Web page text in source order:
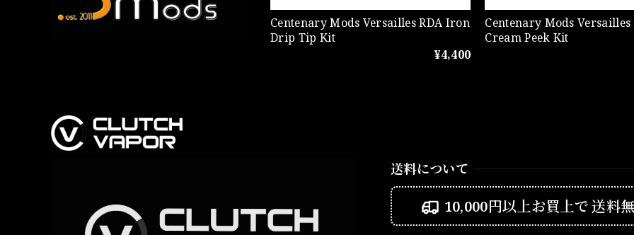
Centenary Mods Versailles RDA Iron
Drip Tip Kit
¥4,400
Centenary Mods Versailles
Cream Peek Kit
送料について
10,000円以上お買上で送料